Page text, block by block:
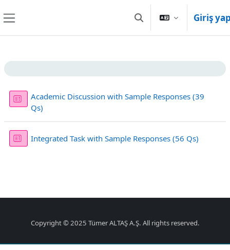
Arama girişini değiştir
Giriş
Bölüm anahatları
Academic Discussion with Sample Responses (39
Qs)
Integrated Task with Sample Responses (56 Qs)
Copyright © 2025 Tümer ALTAŞ A.Ş. All rights reserved.